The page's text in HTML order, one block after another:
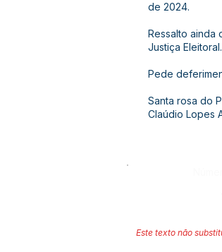
de 2024.
Ressalto ainda
Justiça Eleitoral.
Pede
Santa rosa do
Claúdio Lopes
Este texto não